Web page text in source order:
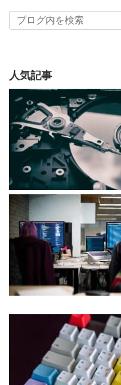
人気記事